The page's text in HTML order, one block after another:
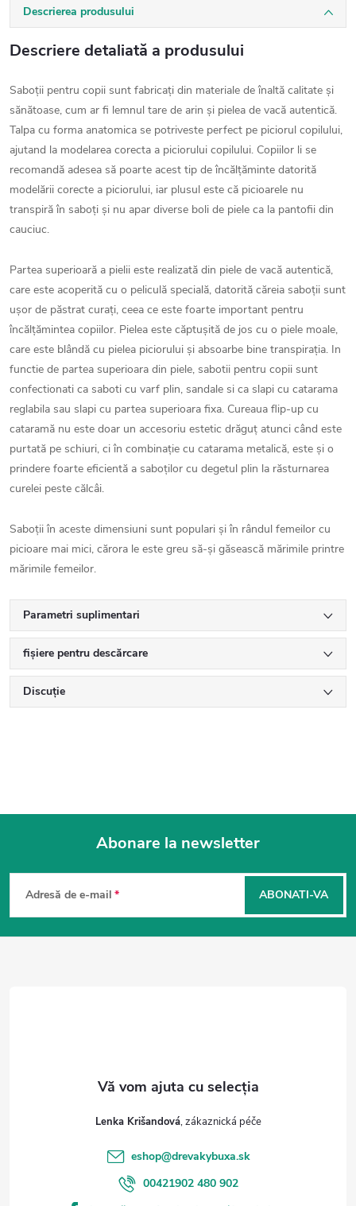
Descrierea produsului
Descriere detaliată a produsului
Saboții pentru copii sunt fabricați din materiale de înaltă calitate și
sănătoase, cum ar fi lemnul tare de arin și pielea de vacă autentică.
Talpa cu forma anatomica se potriveste perfect pe piciorul copilului,
ajutand la modelarea corecta a piciorului copilului. Copiilor li se
recomandă adesea să poarte acest tip de încălțăminte datorită
modelării corecte a piciorului, iar plusul este că picioarele nu
transpiră în saboți și nu apar diverse boli de piele ca la pantofii din
cauciuc.
Partea superioară a pielii este realizată din piele de vacă autentică,
care este acoperită cu o peliculă specială, datorită căreia saboții sunt
ușor de păstrat curați, ceea ce este foarte important pentru
încălțămintea copiilor. Pielea este căptușită de jos cu o piele moale,
care este blândă cu pielea piciorului și absoarbe bine transpirația. In
functie de partea superioara din piele, sabotii pentru copii sunt
confectionati ca saboti cu varf plin, sandale si ca slapi cu catarama
reglabila sau slapi cu partea superioara fixa. Cureaua flip-up cu
cataramă nu este doar un accesoriu estetic drăguț atunci când este
purtată pe schiuri, ci în combinație cu catarama metalică, este și o
prindere foarte eficientă a saboților cu degetul plin la răsturnarea
curelei peste călcâi.
Saboții în aceste dimensiuni sunt populari și în rândul femeilor cu
picioare mai mici, cărora le este greu să-și găsească mărimile printre
mărimile femeilor.
Parametri suplimentari
fișiere pentru descărcare
Discuţie
S
b
s
Abonare la newsletter
Adresă de e-mail ABONATI-VA
Lenka Krišandová
eshop@drevakybuxa.sk
00421902 480 902